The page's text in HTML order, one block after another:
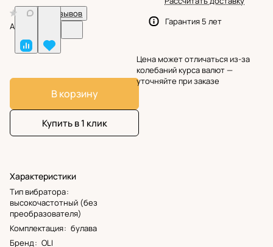
Нет отзывов
Арт.
В корзину
Купить в 1 клик
Характеристики
Тип вибратора:
высокочастотный (без
преобразователя)
Комплектация: булава
Бренд: OLI
Гарантия 5 лет
Цена может отличаться из-за
колебаний курса валют —
уточняйте при заказе